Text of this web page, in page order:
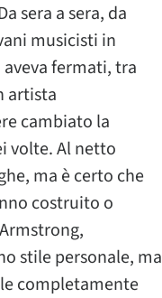
sera a sera, da
musicisti in
fermati, tra
artista
cambiato la
volte. Al netto
ma è certo che
costruito o
stile personale, ma
completamente